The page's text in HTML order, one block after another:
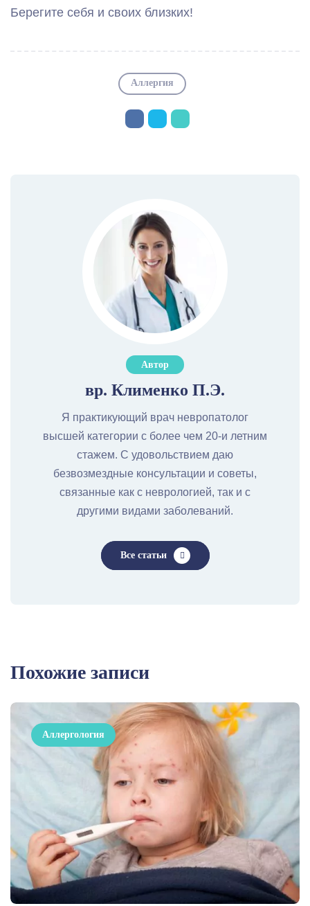
Берегите себя и своих близких!
Аллергия
Автор
вр. Клименко П.Э.
Я практикующий врач невропатолог
высшей категории с более чем 20-и летним
стажем. С удовольствием даю
безвозмездные консультации и советы,
связанные как с неврологией, так и с
другими видами заболеваний.
Все статьи
Похожие записи
Аллергология